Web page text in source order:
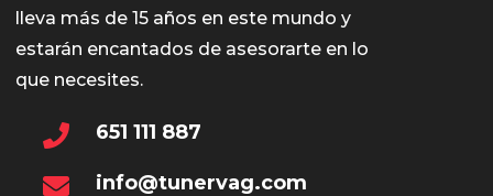
lleva más de 15 años en este mundo y
estarán encantados de asesorarte en lo
que necesites.
651 111 887
info@tunervag.com